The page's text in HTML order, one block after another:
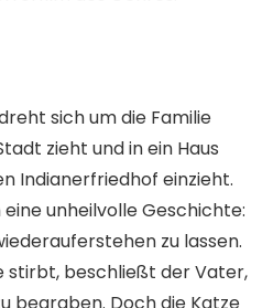
sich um die Familie
zieht und in ein Haus
Indianerfriedhof einzieht.
unheilvolle Geschichte:
zu lassen.
stirbt, beschließt der Vater,